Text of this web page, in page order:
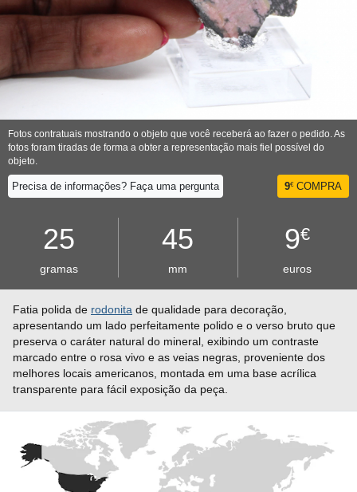
Fotos contratuais mostrando o objeto que você receberá ao fazer o pedido. As
fotos foram tiradas de forma a obter a representação mais fiel possível do
objeto.
Precisa de informações? Faça uma pergunta 9€ COMPRA
25
gramas
45
mm
9€
euros
Fatia polida de rodonita de qualidade para decoração,
apresentando um lado perfeitamente polido e o verso bruto que
preserva o caráter natural do mineral, exibindo um contraste
marcado entre o rosa vivo e as veias negras, proveniente dos
melhores locais americanos, montada em uma base acrílica
transparente para fácil exposição da peça.